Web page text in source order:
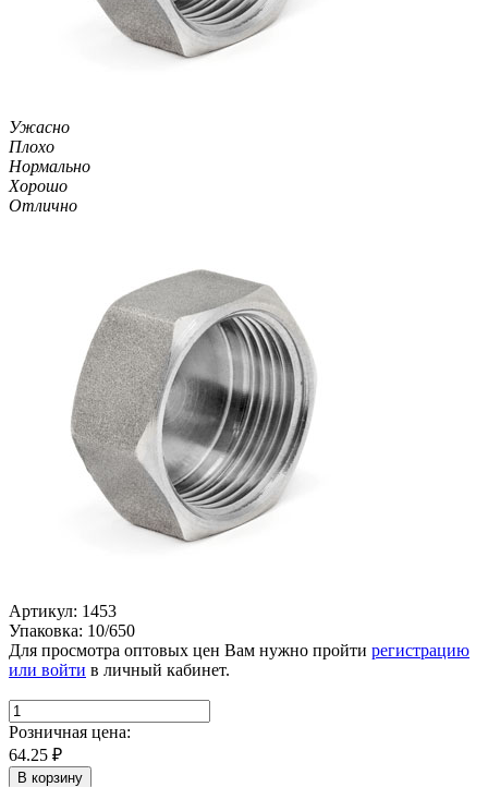
Ужасно
Плохо
Нормально
Хорошо
Отлично
Артикул: 1453
Упаковка: 10/650
Для просмотра оптовых цен Вам нужно пройти регистрацию
или войти в личный кабинет.
Розничная цена:
64.25 ₽
В корзину